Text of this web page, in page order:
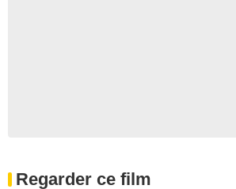
Regarder ce film